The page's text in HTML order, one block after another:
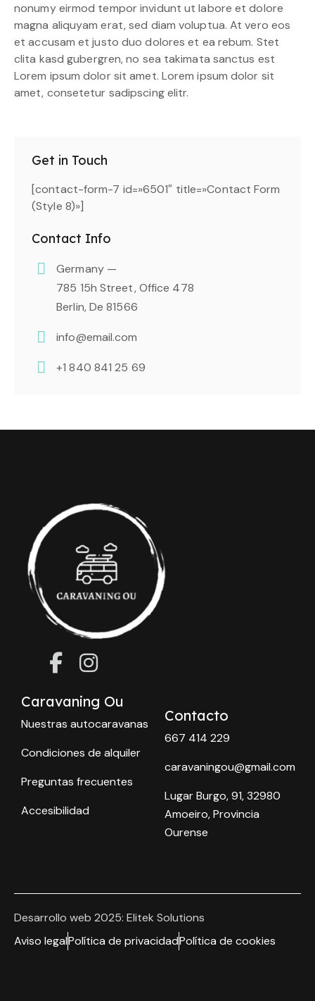
nonumy eirmod tempor invidunt ut labore et dolore
magna aliquyam erat, sed diam voluptua. At vero eos
et accusam et justo duo dolores et ea rebum. Stet
clita kasd gubergren, no sea takimata sanctus est
Lorem ipsum dolor sit amet. Lorem ipsum dolor sit
amet, consetetur sadipscing elitr.
Get in Touch
[contact-form-7 id=»6501″ title=»Contact Form
(Style 8)»]
Contact Info
Germany —
785 15h Street, Office 478
Berlin, De 81566
info@email.com
+1 840 841 25 69
Contacto
667 414 229
caravaningou@gmail.com
Lugar Burgo, 91, 32980
Amoeiro, Provincia
Ourense
Caravaning Ou
Nuestras autocaravanas
Condiciones de alquiler
Preguntas frecuentes
Accesibilidad
Aviso legalPolítica de privacidadPolítica de cookies
Desarrollo web 2025: Elitek Solutions